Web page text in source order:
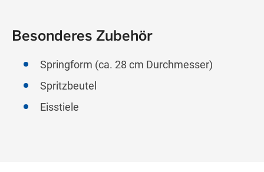
Besonderes Zubehör
Springform (ca. 28 cm Durchmesser)
Spritzbeutel
Eisstiele